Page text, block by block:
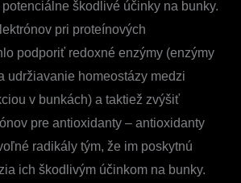
škodlivé účinky na bunky.
pri proteínových
podporiť redoxné enzýmy (enzýmy
udržiavanie homeostázy medzi
v bunkách) a taktiež zvýšiť
pre antioxidanty – antioxidanty
radikály tým, že im poskytnú
ich škodlivým účinkom na bunky.